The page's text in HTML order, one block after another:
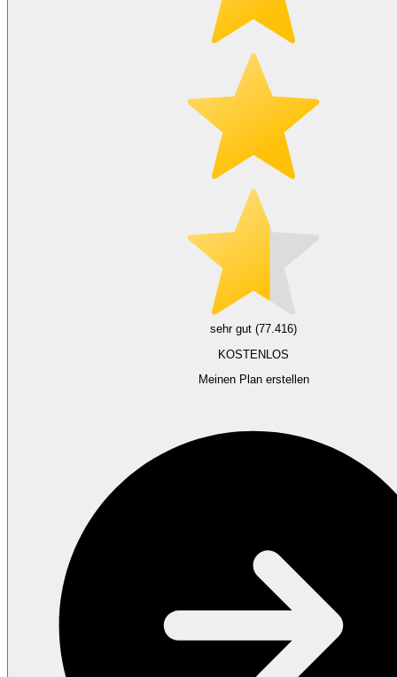
sehr gut (77.416)
KOSTENLOS
Meinen Plan erstellen